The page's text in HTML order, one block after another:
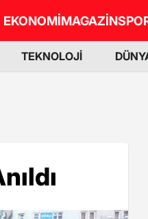
EKONOMİMAGAZİN
TEKNOLOJİ